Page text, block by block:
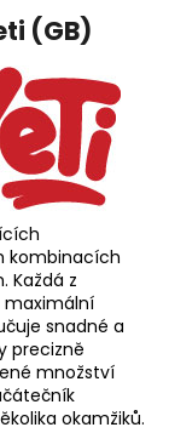
(GB)
kombinacích
Každá z
maximální
snadné a
precizně
množství
okamžiků.